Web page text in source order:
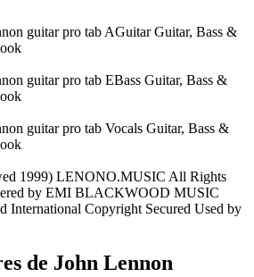
1999) LENONO.MUSIC All Rights
by EMI BLACKWOOD MUSIC
International Copyright Secured Used by
de John Lennon